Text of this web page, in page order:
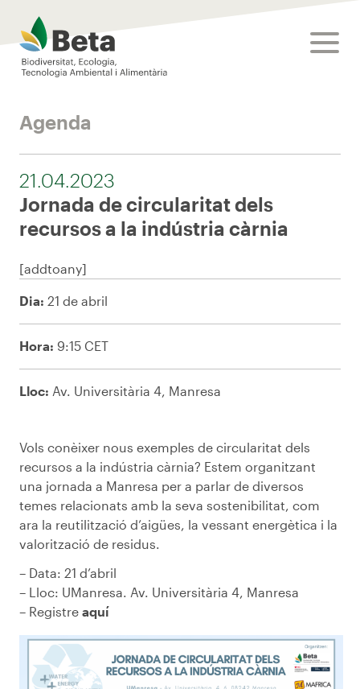
Beta Tech Center
Agenda
21.04.2023
Jornada de circularitat dels
recursos a la indústria càrnia
[addtoany]
Dia: 21 de abril
Hora: 9:15 CET
Lloc: Av. Universitària 4, Manresa
Vols conèixer nous exemples de circularitat dels
recursos a la indústria càrnia? Estem organitzant
una jornada a Manresa per a parlar de diversos
temes relacionats amb la seva sostenibilitat, com
ara la reutilització d’aigües, la vessant energètica i la
valorització de residus.
– Data: 21 d’abril
– Lloc: UManresa. Av. Universitària 4, Manresa
– Registre aquí